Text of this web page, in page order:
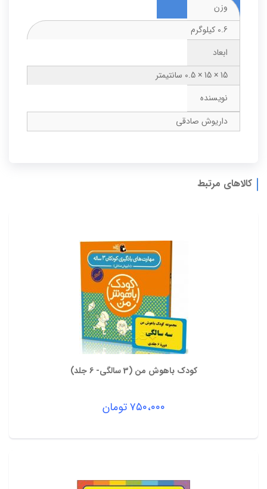
وزن
0.6 کیلوگرم
ابعاد
15 × 15 × 0.5 سانتیمتر
نویسنده
داریوش صادقی
کالاهای مرتبط
کودک باهوش من (3 سالگی- 6 جلد)
۷۵۰،۰۰۰تومان